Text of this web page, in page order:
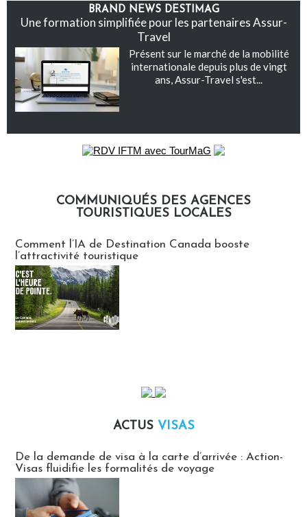
BRAND NEWS DESTIMAG
Une formation simplifiée pour les partenaires Assur-
Travel
Présent sur le marché de la mobilité
internationale depuis plus de vingt
ans, Assur-Travel s'est...
COMMUNIQUÉS DES AGENCES
TOURISTIQUES LOCALES
Comment l’IA de Destination Canada booste
l’attractivité touristique
ACTUS VISAS
De la demande de visa à la carte d’arrivée : Action-
Visas fluidifie les formalités de voyage